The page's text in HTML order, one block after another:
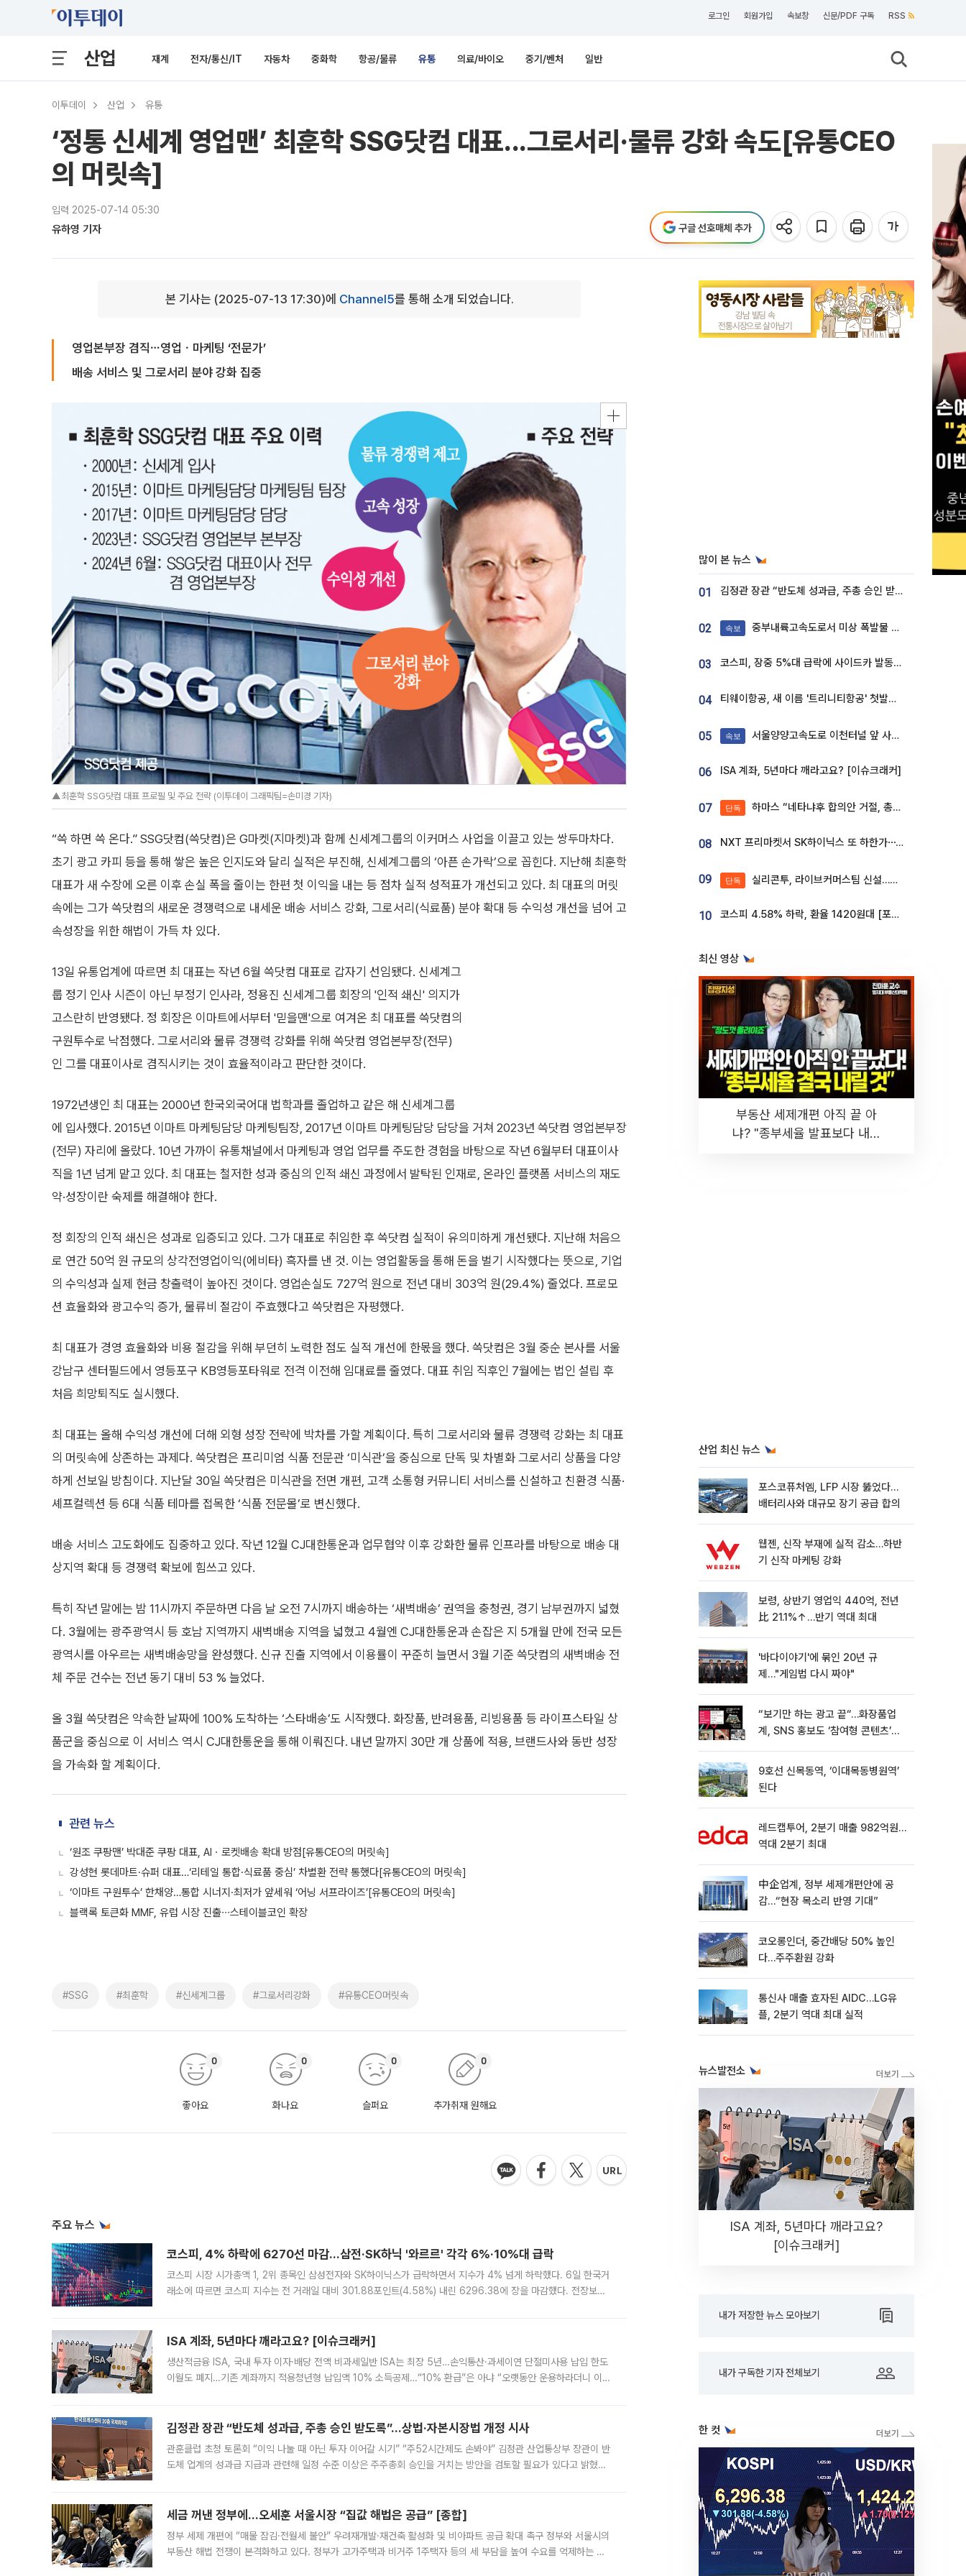
로그인 회원가입 속보창 신문/PDF 구독 RSS
산업 재계 전자/통신/IT 자동차 중화학 항공/물류 유통 의료/바이오 중기/벤처 일반
이투데이 산업 유통
‘정통 신세계 영업맨’ 최훈학 SSG닷컴 대표...그로서리·물류 강화 속도[유통CEO
의 머릿속]
입력 2025-07-14 05:30
유하영 기자 구글 선호매체 추가
본 기사는 (2025-07-13 17:30)에 Channel5를 통해 소개 되었습니다.
영업본부장 겸직⋯영업ㆍ마케팅 ‘전문가’
배송 서비스 및 그로서리 분야 강화 집중
▲최훈학 SSG닷컴 대표 프로필 및 주요 전략 (이투데이 그래픽팀=손미경 기자)
“쓱 하면 쓱 온다.” SSG닷컴(쓱닷컴)은 G마켓(지마켓)과 함께 신세계그룹의 이커머스 사업을 이끌고 있는 쌍두마차다.
초기 광고 카피 등을 통해 쌓은 높은 인지도와 달리 실적은 부진해, 신세계그룹의 ‘아픈 손가락’으로 꼽힌다. 지난해 최훈학
대표가 새 수장에 오른 이후 손실 폭을 줄이는 한편 첫 이익을 내는 등 점차 실적 성적표가 개선되고 있다. 최 대표의 머릿
속에는 그가 쓱닷컴의 새로운 경쟁력으로 내세운 배송 서비스 강화, 그로서리(식료품) 분야 확대 등 수익성 개선을 넘어 고
속성장을 위한 해법이 가득 차 있다.
13일 유통업계에 따르면 최 대표는 작년 6월 쓱닷컴 대표로 갑자기 선임됐다. 신세계그
룹 정기 인사 시즌이 아닌 부정기 인사라, 정용진 신세계그룹 회장의 '인적 쇄신' 의지가
고스란히 반영됐다. 정 회장은 이마트에서부터 '믿을맨'으로 여겨온 최 대표를 쓱닷컴의
구원투수로 낙점했다. 그로서리와 물류 경쟁력 강화를 위해 쓱닷컴 영업본부장(전무)
인 그를 대표이사로 겸직시키는 것이 효율적이라고 판단한 것이다.
1972년생인 최 대표는 2000년 한국외국어대 법학과를 졸업하고 같은 해 신세계그룹
에 입사했다. 2015년 이마트 마케팅담당 마케팅팀장, 2017년 이마트 마케팅담당 담당을 거쳐 2023년 쓱닷컴 영업본부장
(전무) 자리에 올랐다. 10년 가까이 유통채널에서 마케팅과 영업 업무를 주도한 경험을 바탕으로 작년 6월부터 대표이사
직을 1년 넘게 맡고 있다. 최 대표는 철저한 성과 중심의 인적 쇄신 과정에서 발탁된 인재로, 온라인 플랫폼 서비스의 재도
약·성장이란 숙제를 해결해야 한다.
정 회장의 인적 쇄신은 성과로 입증되고 있다. 그가 대표로 취임한 후 쓱닷컴 실적이 유의미하게 개선됐다. 지난해 처음으
로 연간 50억 원 규모의 상각전영업이익(에비타) 흑자를 낸 것. 이는 영업활동을 통해 돈을 벌기 시작했다는 뜻으로, 기업
의 수익성과 실제 현금 창출력이 높아진 것이다. 영업손실도 727억 원으로 전년 대비 303억 원(29.4%) 줄었다. 프로모
션 효율화와 광고수익 증가, 물류비 절감이 주효했다고 쓱닷컴은 자평했다.
최 대표가 경영 효율화와 비용 절감을 위해 부던히 노력한 점도 실적 개선에 한몫을 했다. 쓱닷컴은 3월 중순 본사를 서울
강남구 센터필드에서 영등포구 KB영등포타워로 전격 이전해 임대료를 줄였다. 대표 취임 직후인 7월에는 법인 설립 후
처음 희망퇴직도 실시했다.
최 대표는 올해 수익성 개선에 더해 외형 성장 전략에 박차를 가할 계획이다. 특히 그로서리와 물류 경쟁력 강화는 최 대표
의 머릿속에 상존하는 과제다. 쓱닷컴은 프리미엄 식품 전문관 ‘미식관’을 중심으로 단독 및 차별화 그로서리 상품을 다양
하게 선보일 방침이다. 지난달 30일 쓱닷컴은 미식관을 전면 개편, 고객 소통형 커뮤니티 서비스를 신설하고 친환경 식품·
셰프컬렉션 등 6대 식품 테마를 접목한 ‘식품 전문몰’로 변신했다.
배송 서비스 고도화에도 집중하고 있다. 작년 12월 CJ대한통운과 업무협약 이후 강화한 물류 인프라를 바탕으로 배송 대
상지역 확대 등 경쟁력 확보에 힘쓰고 있다.
특히 작년 말에는 밤 11시까지 주문하면 다음 날 오전 7시까지 배송하는 ‘새벽배송’ 권역을 충청권, 경기 남부권까지 넓혔
다. 3월에는 광주광역시 등 호남 지역까지 새벽배송 지역을 넓혔고 4월엔 CJ대한통운과 손잡은 지 5개월 만에 전국 모든
광역시를 아우르는 새벽배송망을 완성했다. 신규 진출 지역에서 이용률이 꾸준히 늘면서 3월 기준 쓱닷컴의 새벽배송 전
체 주문 건수는 전년 동기 대비 53 % 늘었다.
올 3월 쓱닷컴은 약속한 날짜에 100% 도착하는 ‘스타배송’도 시작했다. 화장품, 반려용품, 리빙용품 등 라이프스타일 상
품군을 중심으로 이 서비스 역시 CJ대한통운을 통해 이뤄진다. 내년 말까지 30만 개 상품에 적용, 브랜드사와 동반 성장
을 가속화 할 계획이다.
관련 뉴스
‘원조 쿠팡맨’ 박대준 쿠팡 대표, AIㆍ로켓배송 확대 방점[유통CEO의 머릿속]
강성현 롯데마트·슈퍼 대표…‘리테일 통합·식료품 중심’ 차별환 전략 통했다[유통CEO의 머릿속]
‘이마트 구원투수’ 한채양…통합 시너지·최저가 앞세워 ‘어닝 서프라이즈’[유통CEO의 머릿속]
블랙록 토큰화 MMF, 유럽 시장 진출∙∙∙스테이블코인 확장
#SSG #최훈학 #신세계그룹 #그로서리강화 #유통CEO머릿속
좋아요
0
화나요
0
슬퍼요
0
추가취재 원해요
0
주요 뉴스
코스피, 4% 하락에 6270선 마감…삼전·SK하닉 '와르르' 각각 6%·10%대 급락
코스피 시장 시가총액 1, 2위 종목인 삼성전자와 SK하이닉스가 급락하면서 지수가 4% 넘게 하락했다. 6일 한국거
래소에 따르면 코스피 지수는 전 거래일 대비 301.88포인트(4.58%) 내린 6296.38에 장을 마감했다. 전장보다
ISA 계좌, 5년마다 깨라고요? [이슈크래커]
생산적금융 ISA, 국내 투자 이자·배당 전액 비과세일반 ISA는 최장 5년…손익통산·과세이연 단절미사용 납입 한도
이월도 폐지…기존 계좌까지 적용청년형 납입액 10% 소득공제…“10% 환급”은 아냐 “오랫동안 운용하라더니 이제
김정관 장관 “반도체 성과급, 주총 승인 받도록”…상법·자본시장법 개정 시사
관훈클럽 초청 토론회 “이익 나눌 때 아닌 투자 이어갈 시기” “주52시간제도 손봐야” 김정관 산업통상부 장관이 반
도체 업계의 성과급 지급과 관련해 일정 수준 이상은 주주총회 승인을 거치는 방안을 검토할 필요가 있다고 밝혔다.
세금 꺼낸 정부에…오세훈 서울시장 “집값 해법은 공급” [종합]
정부 세제 개편에 “매물 잠김·전월세 불안” 우려재개발·재건축 활성화 및 비아파트 공급 확대 촉구 정부와 서울시의
부동산 해법 전쟁이 본격화하고 있다. 정부가 고가주택과 비거주 1주택자 등의 세 부담을 높여 수요를 억제하는 카
많이 본 뉴스
01 김정관 장관 “반도체 성과급, 주총 승인 받도록”…상법·자본시장법 개정 시사
02 속보 중부내륙고속도로서 미상 폭발물 발견
03 코스피, 장중 5%대 급락에 사이드카 발동…삼성·SK 동반 폭락
04 티웨이항공, 새 이름 '트리니티항공' 첫발…SSC 전략 본격화
05 속보 서울양양고속도로 이천터널 앞 사고 발생
06 ISA 계좌, 5년마다 깨라고요? [이슈크래커]
07 단독 하마스 “네타냐후 합의안 거절, 총선 앞두고 시간 끌기”
08 NXT 프리마켓서 SK하이닉스 또 하한가⋯‘11주 거래’에 시초가 왜곡
09 단독 실리콘투, 라이브커머스팀 신설…K뷰티 ‘글로벌 판매망’ 확대[K뷰티 라방戰]
10 코스피 4.58% 하락, 환율 1420원대 [포토]
최신 영상
부동산 세제개편 아직 끝 아
냐? "종부세율 발표보다 내릴
산업 최신 뉴스
포스코퓨처엠, LFP 시장 뚫었다…
배터리사와 대규모 장기 공급 합의
웹젠, 신작 부재에 실적 감소…하반
기 신작 마케팅 강화
보령, 상반기 영업익 440억, 전년
比 21.1%↑…반기 역대 최대
'바다이야기'에 묶인 20년 규
제…"게임법 다시 짜야"
“보기만 하는 광고 끝“…화장품업
계, SNS 홍보도 ‘참여형 콘텐츠’로
9호선 신목동역, ‘이대목동병원역’
된다
레드캡투어, 2분기 매출 982억원…
역대 2분기 최대
中企업계, 정부 세제개편안에 공
감…“현장 목소리 반영 기대”
코오롱인더, 중간배당 50% 높인
다…주주환원 강화
통신사 매출 효자된 AIDC…LG유
플, 2분기 역대 최대 실적
뉴스발전소
ISA 계좌, 5년마다 깨라고요?
[이슈크래커]
내가 저장한 뉴스 모아보기
내가 구독한 기자 전체보기
한 컷